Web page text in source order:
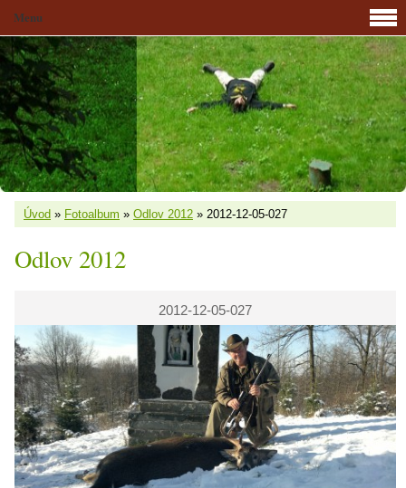
Úvod » Fotoalbum » Odlov 2012 » 2012-12-05-027
Odlov 2012
2012-12-05-027
Menu